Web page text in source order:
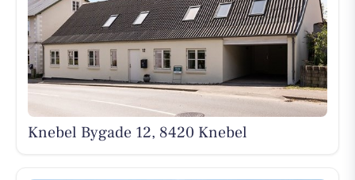
Knebel Bygade 12, 8420 Knebel